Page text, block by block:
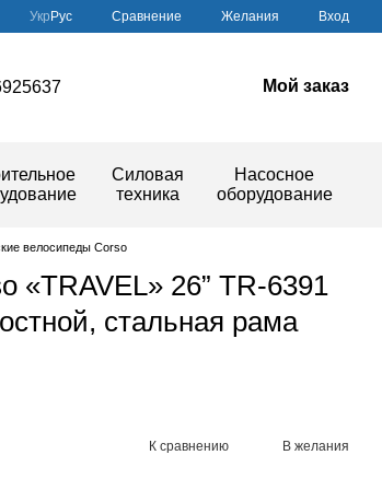
Укр Рус Сравнение Желания Вход
Мой заказ
Силовая
техника
Насосное
оборудование
велосипеды Corso
«TRAVEL» 26” TR-6391
стальная рама
К сравнению В желания